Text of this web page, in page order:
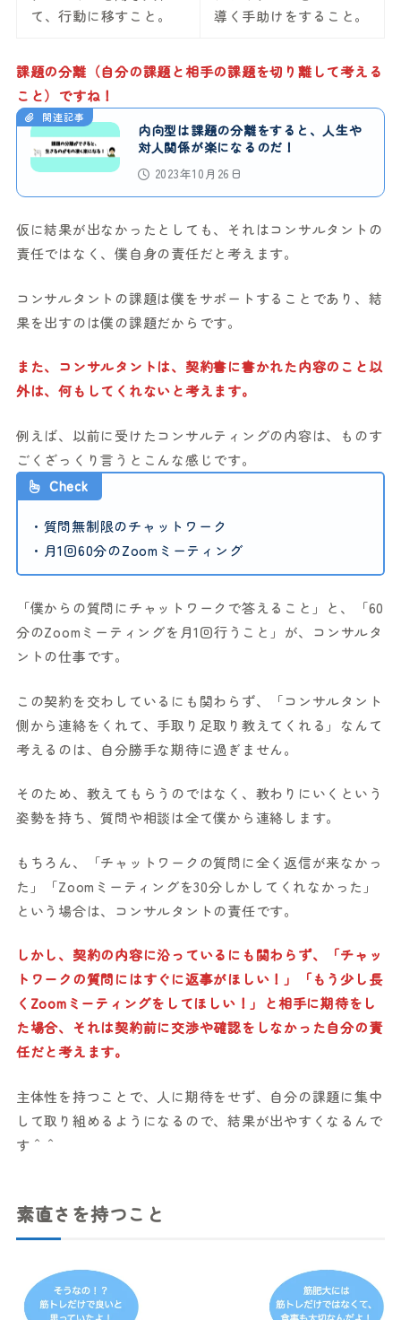
て、行動に移すこと。
導く手助けをすること。
課題の分離（自分の課題と相手の課題を切り離して考える
こと）ですね！
関連記事
内向型は課題の分離をすると、人生や
対人関係が楽になるのだ！
2023年10月26日
仮に結果が出なかったとしても、それはコンサルタントの
責任ではなく、僕自身の責任だと考えます。
コンサルタントの課題は僕をサポートすることであり、結
果を出すのは僕の課題だからです。
また、コンサルタントは、契約書に書かれた内容のこと以
外は、何もしてくれないと考えます。
例えば、以前に受けたコンサルティングの内容は、ものす
ごくざっくり言うとこんな感じです。
Check
・質問無制限のチャットワーク
・月1回60分のZoomミーティング
「僕からの質問にチャットワークで答えること」と、「60
分のZoomミーティングを月1回行うこと」が、コンサルタ
ントの仕事です。
この契約を交わしているにも関わらず、「コンサルタント
側から連絡をくれて、手取り足取り教えてくれる」なんて
考えるのは、自分勝手な期待に過ぎません。
そのため、教えてもらうのではなく、教わりにいくという
姿勢を持ち、質問や相談は全て僕から連絡します。
もちろん、「チャットワークの質問に全く返信が来なかっ
た」「Zoomミーティングを30分しかしてくれなかった」
という場合は、コンサルタントの責任です。
しかし、契約の内容に沿っているにも関わらず、「チャッ
トワークの質問にはすぐに返事がほしい！」「もう少し長
くZoomミーティングをしてほしい！」と相手に期待をし
た場合、それは契約前に交渉や確認をしなかった自分の責
任だと考えます。
主体性を持つことで、人に期待をせず、自分の課題に集中
して取り組めるようになるので、結果が出やすくなるんで
す＾＾
素直さを持つこと